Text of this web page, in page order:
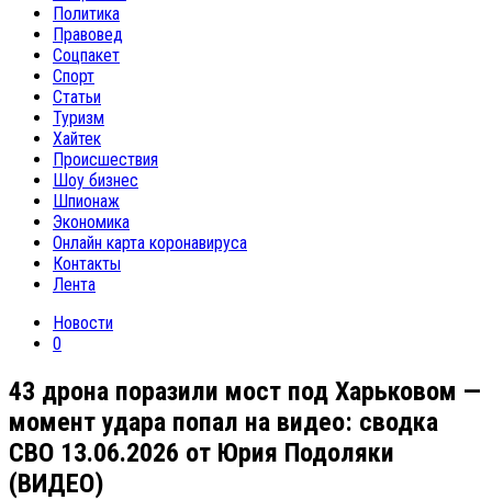
Политика
Правовед
Соцпакет
Спорт
Статьи
Туризм
Хайтек
Происшествия
Шоу бизнес
Шпионаж
Экономика
Онлайн карта коронавируса
Контакты
Лента
Новости
0
43 дрона поразили мост под Харьковом —
момент удара попал на видео: сводка
СВО 13.06.2026 от Юрия Подоляки
(ВИДЕО)